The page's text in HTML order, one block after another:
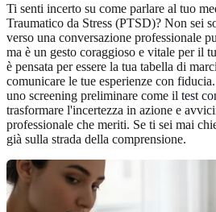
Ti senti incerto su come parlare al tuo
Traumatico da Stress (PTSD)? Non sei
verso una conversazione professionale
ma è un gesto coraggioso e vitale per il
è pensata per essere la tua tabella di
comunicare le tue esperienze con
uno screening preliminare come il test
trasformare l'incertezza in azione e
professionale che meriti. Se ti sei mai
già sulla strada della comprensione.